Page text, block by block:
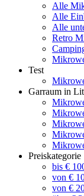
Alle
Alle
Alle
Retro
Test
Garraum in
Preiskategorie
bis €
von €
von €